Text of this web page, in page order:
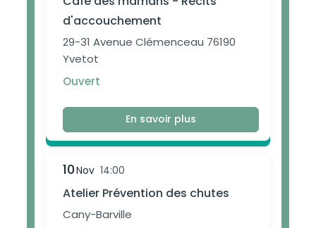
d'accouchement
29-31 Avenue Clémenceau 76190
Yvetot
Ouvert
En savoir plus
10Nov 14:00
Atelier Prévention des chutes
Cany-Barville